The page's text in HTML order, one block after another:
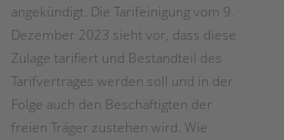
angekündigt. Die Tarifeinigung vom 9.
Dezember 2023 sieht vor, dass diese
Zulage tarifiert und Bestandteil des
Tarifvertrages werden soll und in der
Folge auch den Beschäftigten der
freien Träger zustehen wird. Wie